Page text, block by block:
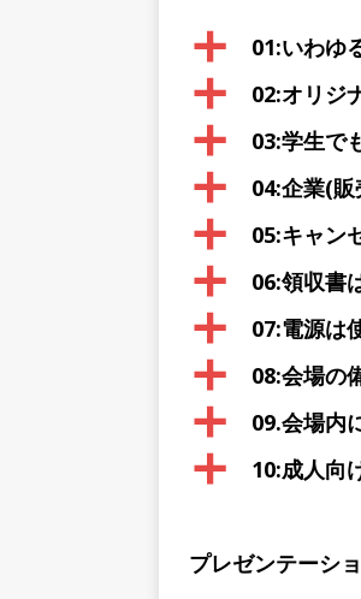
a 01:いわゆ
a 02:オリジ
a 03:学生で
a 04:企業(
a 05:キャン
a 06:領収書
a 07:電源は
a 08:会場の
a 09.会場内
a 10:成人向
プレゼンテーシ